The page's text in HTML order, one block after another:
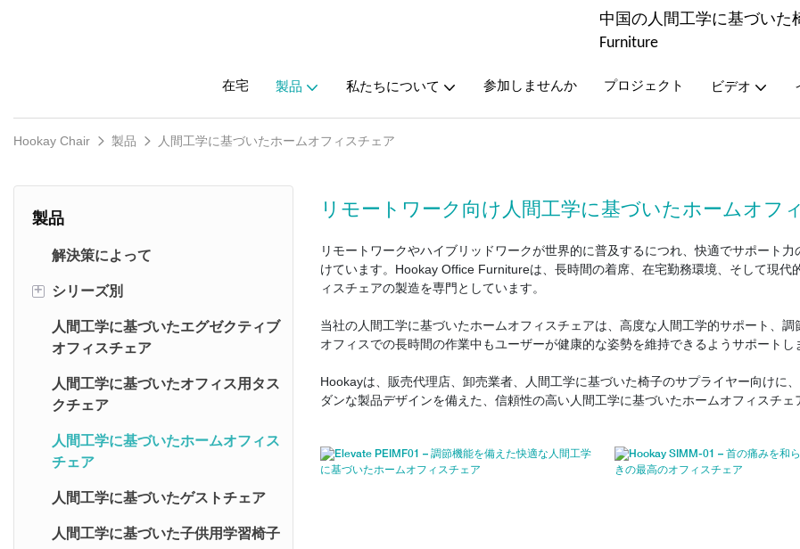
中国の人間工学に基づいた
Furniture
在宅 製品 私たちについて 参加しませんか プロジェクト ビデオ
Hookay Chair 製品 人間工学に基づいたホームオフィスチェア
製品
解決策によって
+ シリーズ別
セイル エルゴノミクス チェア
スターエルゴノミクスチェア
ビジョンエルゴノミクスチェア
Sail2 エルゴノミックチェア
ビスタ人間工学チェア
シャープ エルゴノミックチェア
人間工学に基づいたエグゼクティブ
オフィスチェア
人間工学に基づいたオフィス用タス
クチェア
人間工学に基づいたホームオフィス
チェア
人間工学に基づいたゲストチェア
人間工学に基づいた子供用学習椅子
リモートワーク向け人間工学に基づいたホームオフ
リモートワークやハイブリッドワークが世界的に普及するにつれ、快適でサポート
けています。Hookay Office Furnitureは、長時間の着席、在宅勤務環境、そして現
ィスチェアの製造を専門としています。
当社の人間工学に基づいたホームオフィスチェアは、高度な人間工学的サポート、
オフィスでの長時間の作業中もユーザーが健康的な姿勢を維持できるようサポートし
Hookayは、販売代理店、卸売業者、人間工学に基づいた椅子のサプライヤー向けに
ダンな製品デザインを備えた、信頼性の高い人間工学に基づいたホームオフィスチェ